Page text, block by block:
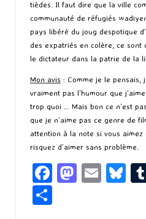
tièdes. Il faut dire que la ville
communauté de réfugiés
pays libéré du joug despotique d’
des expatriés en colère, ce sont
le dictateur dans la patrie de la
Mon avis : Comme je le pensais,
vraiment pas l’humour que
trop quoi … Mais bon ce n’est
que je n’aime pas ce genre de
attention à la note si vous aimez
risquez d’aimer sans problème.
Fa M E
Bl